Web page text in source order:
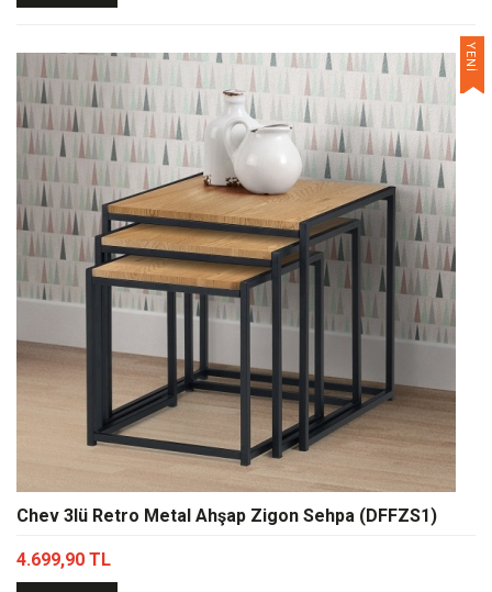
YENİ
Chev 3lü Retro Metal Ahşap Zigon Sehpa (DFFZS1)
4.699,90 TL